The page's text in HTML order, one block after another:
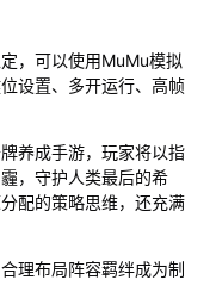
，可以使用MuMu模拟
设置、多开运行、高帧
养成手游，玩家将以指
，守护人类最后的希
配的策略思维，还充满
理布局阵容羁绊成为制